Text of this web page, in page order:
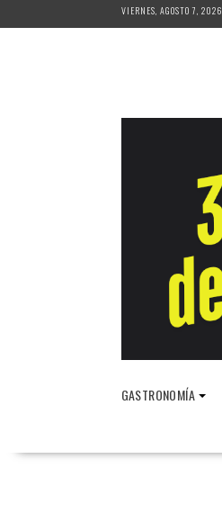
al
VIERNES, AGOSTO 7, 2026
GASTRONOMÍA